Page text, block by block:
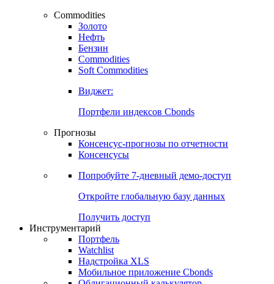
Commodities
Золото
Нефть
Бензин
Commodities
Soft Commodities
Виджет:
Портфели индексов Cbonds
Прогнозы
Консенсус-прогнозы по отчетности
Консенсусы
Попробуйте 7-дневный демо-доступ
Откройте глобальную базу данных
Получить доступ
Инструментарий
Портфель
Watchlist
Надстройка XLS
Мобильное приложение Cbonds